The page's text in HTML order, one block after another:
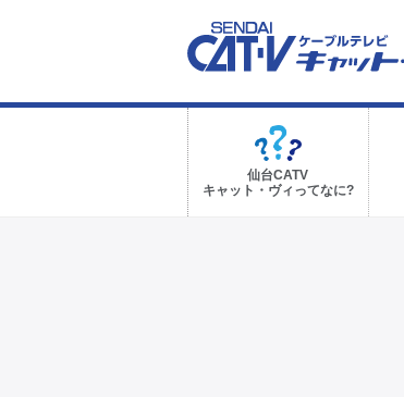
仙台CATV
キャット・ヴィってなに?